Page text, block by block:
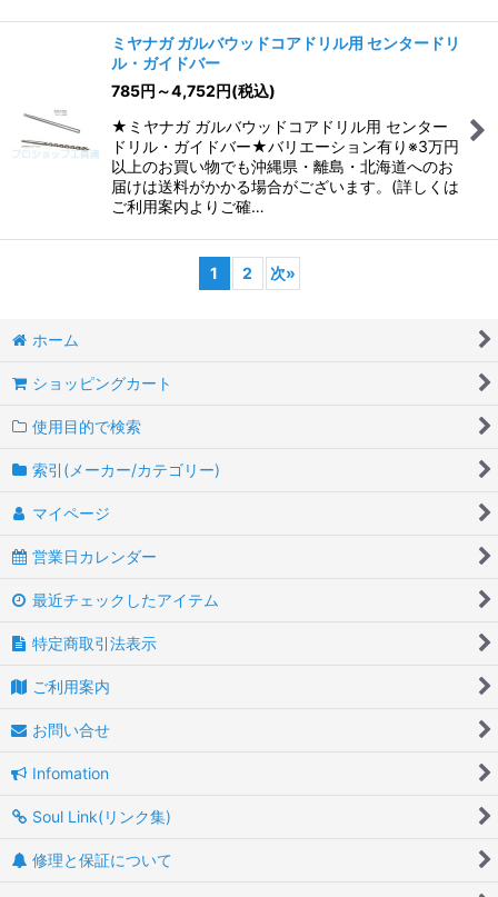
ミヤナガ ガルバウッドコアドリル用 センタードリ
ル・ガイドバー
785円 ～4,752円(税込)
★ミヤナガ ガルバウッドコアドリル用 センター
ドリル・ガイドバー★バリエーション有り※3万円
以上のお買い物でも沖縄県・離島・北海道へのお
届けは送料がかかる場合がございます。(詳しくは
ご利用案内よりご確…
1 2 次»
ホーム
ショッピングカート
使用目的で検索
索引(メーカー/カテゴリー)
マイページ
営業日カレンダー
最近チェックしたアイテム
特定商取引法表示
ご利用案内
お問い合せ
Infomation
Soul Link(リンク集)
修理と保証について